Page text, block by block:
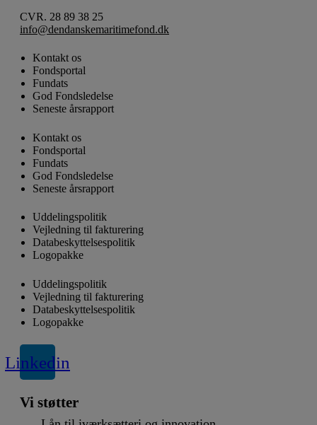
CVR. 28 89 38 25
info@dendanskemaritimefond.dk
Kontakt os
Fondsportal
Fundats
God Fondsledelse
Seneste årsrapport
Kontakt os
Fondsportal
Fundats
God Fondsledelse
Seneste årsrapport
Uddelingspolitik
Vejledning til fakturering
Databeskyttelsespolitik
Logopakke
Uddelingspolitik
Vejledning til fakturering
Databeskyttelsespolitik
Logopakke
Linkedin
Vi støtter